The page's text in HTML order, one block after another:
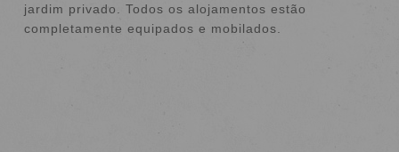
jardim privado. Todos os alojamentos estão
completamente equipados e mobilados.